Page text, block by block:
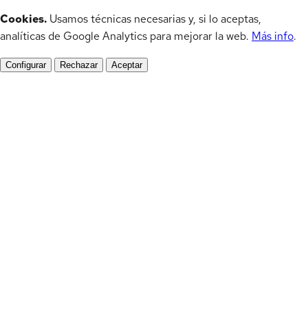
Cookies. Usamos técnicas necesarias y, si lo aceptas,
analíticas de Google Analytics para mejorar la web. Más info.
Configurar Rechazar Aceptar